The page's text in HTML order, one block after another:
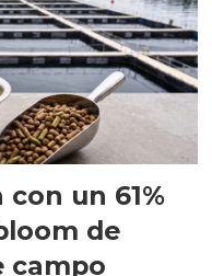
un 61%
de
campo